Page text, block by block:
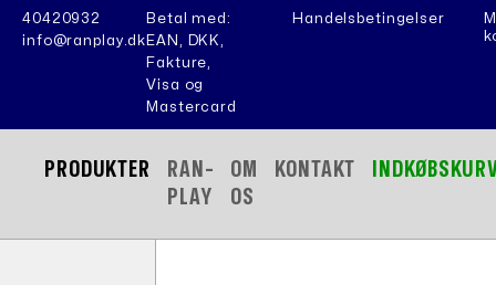
40420932
info@ranplay.dk
Betal med:
EAN, DKK,
Fakture,
Visa og
Mastercard
Handelsbetingelser
PRODUKTER
RAN-
PLAY
OM
OS
KONTAKT